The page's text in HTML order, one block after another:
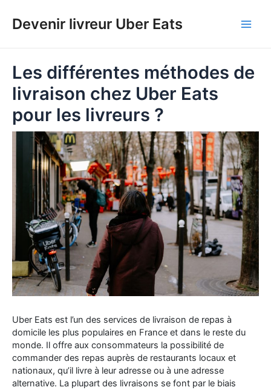
contenu
Devenir livreur Uber Eats
Les différentes méthodes de
livraison chez Uber Eats
pour les livreurs ?
Uber Eats est l’un des services de livraison de repas à
domicile les plus populaires en France et dans le reste du
monde. Il offre aux consommateurs la possibilité de
commander des repas auprès de restaurants locaux et
nationaux, qu’il livre à leur adresse ou à une adresse
alternative. La plupart des livraisons se font par le biais